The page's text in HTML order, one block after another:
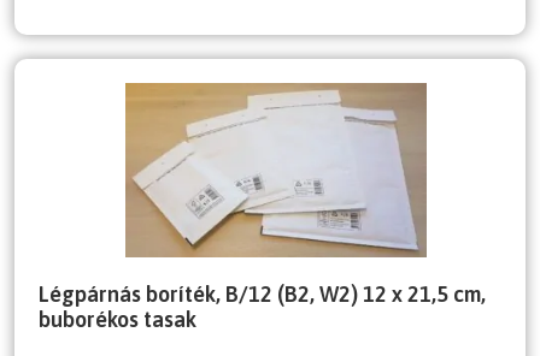
Légpárnás boríték, B/12 (B2, W2) 12 x 21,5 cm,
buborékos tasak